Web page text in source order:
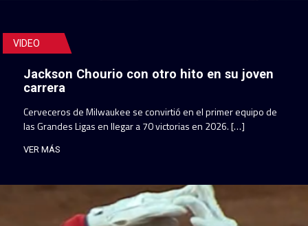
VIDEO
Jackson Chourio con otro hito en su joven
carrera
Cerveceros de Milwaukee se convirtió en el primer equipo de
las Grandes Ligas en llegar a 70 victorias en 2026. […]
VER MÁS